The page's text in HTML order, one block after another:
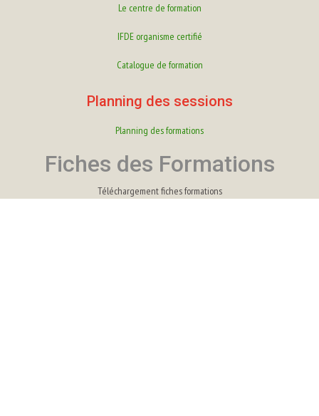
Le centre de formation
IFDE organisme certifié
Catalogue de formation
Planning des sessions
Planning des formations
Fiches des Formations
Téléchargement fiches formations